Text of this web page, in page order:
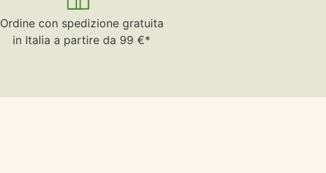
Ordine con spedizione gratuita
in Italia a partire da 99 €*